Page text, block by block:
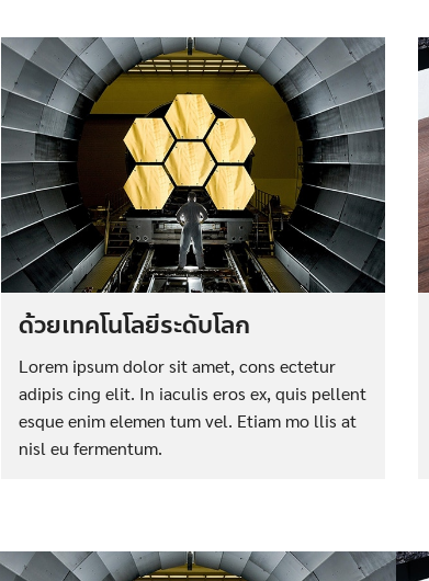
ด้วยเทคโนโลยีระดับโลก
Lorem ipsum dolor sit amet, cons ectetur
adipis cing elit. In iaculis eros ex, quis pellent
esque enim elemen tum vel. Etiam mo llis at
nisl eu fermentum.